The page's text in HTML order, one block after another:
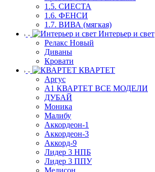
1.5. СИЕСТА
1.6. ФЕНСИ
1.7. ВИВА (мягкая)
Интерьер и свет
Релакс Новый
Диваны
Кровати
КВАРТЕТ
Аргус
А1 КВАРТЕТ ВСЕ МОДЕЛИ
ДУБАЙ
Моника
Малибу
Аккордеон-1
Аккордеон-3
Аккорд-9
Лидер 3 НПБ
Лидер 3 ППУ
Медисон